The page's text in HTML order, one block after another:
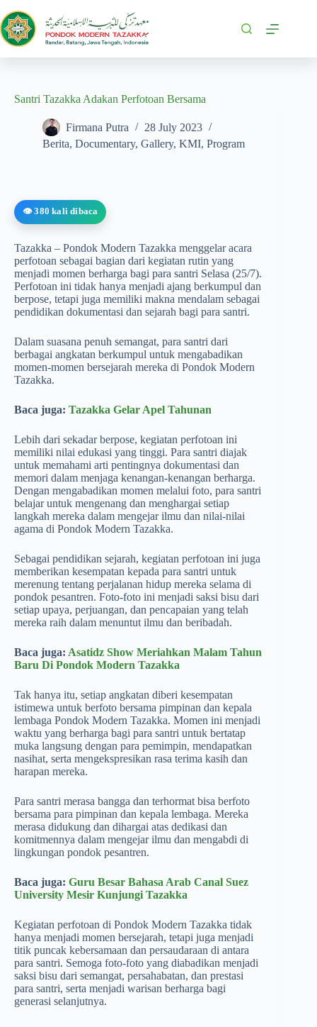
Santri Tazakka Adakan Perfotoan Bersama
Firmana Putra
28 July 2023
Berita, Documentary, Gallery, KMI, Program
👁️ 380 kali dibaca
Tazakka – Pondok Modern Tazakka menggelar acara
perfotoan sebagai bagian dari kegiatan rutin yang
menjadi momen berharga bagi para santri Selasa (25/7).
Perfotoan ini tidak hanya menjadi ajang berkumpul dan
berpose, tetapi juga memiliki makna mendalam sebagai
pendidikan dokumentasi dan sejarah bagi para santri.
Dalam suasana penuh semangat, para santri dari
berbagai angkatan berkumpul untuk mengabadikan
momen-momen bersejarah mereka di Pondok Modern
Tazakka.
Baca juga: Tazakka Gelar Apel Tahunan
Lebih dari sekadar berpose, kegiatan perfotoan ini
memiliki nilai edukasi yang tinggi. Para santri diajak
untuk memahami arti pentingnya dokumentasi dan
memori dalam menjaga kenangan-kenangan berharga.
Dengan mengabadikan momen melalui foto, para santri
belajar untuk mengenang dan menghargai setiap
langkah mereka dalam mengejar ilmu dan nilai-nilai
agama di Pondok Modern Tazakka.
Sebagai pendidikan sejarah, kegiatan perfotoan ini juga
memberikan kesempatan kepada para santri untuk
merenung tentang perjalanan hidup mereka selama di
pondok pesantren. Foto-foto ini menjadi saksi bisu dari
setiap upaya, perjuangan, dan pencapaian yang telah
mereka raih dalam menuntut ilmu dan beribadah.
Baca juga: Asatidz Show Meriahkan Malam Tahun
Baru Di Pondok Modern Tazakka
Tak hanya itu, setiap angkatan diberi kesempatan
istimewa untuk berfoto bersama pimpinan dan kepala
lembaga Pondok Modern Tazakka. Momen ini menjadi
waktu yang berharga bagi para santri untuk bertatap
muka langsung dengan para pemimpin, mendapatkan
nasihat, serta mengekspresikan rasa terima kasih dan
harapan mereka.
Para santri merasa bangga dan terhormat bisa berfoto
bersama para pimpinan dan kepala lembaga. Mereka
merasa didukung dan dihargai atas dedikasi dan
komitmennya dalam mengejar ilmu dan mengabdi di
lingkungan pondok pesantren.
Baca juga: Guru Besar Bahasa Arab Canal Suez
University Mesir Kunjungi Tazakka
Kegiatan perfotoan di Pondok Modern Tazakka tidak
hanya menjadi momen bersejarah, tetapi juga menjadi
titik puncak kebersamaan dan persaudaraan di antara
para santri. Semoga foto-foto yang diabadikan menjadi
saksi bisu dari semangat, persahabatan, dan prestasi
para santri, serta menjadi warisan berharga bagi
generasi selanjutnya.